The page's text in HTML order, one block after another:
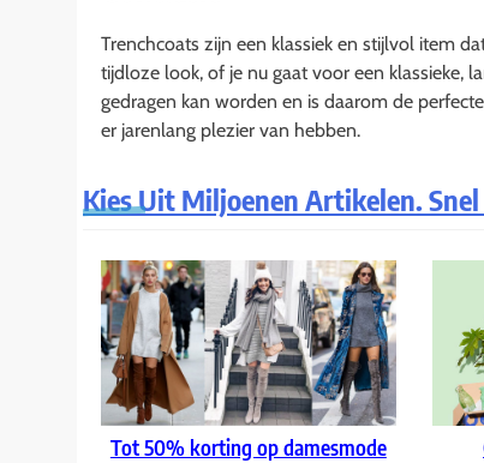
Trenchcoats zijn een klassiek en stijlvol item
tijdloze look, of je nu gaat voor een klassieke,
gedragen kan worden en is daarom de
er jarenlang plezier van hebben.
Kies Uit Miljoenen Artikelen.
Tot 50% korting op damesmode